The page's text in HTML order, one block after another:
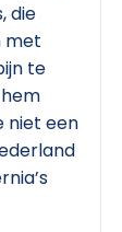
die
met
te
niet een